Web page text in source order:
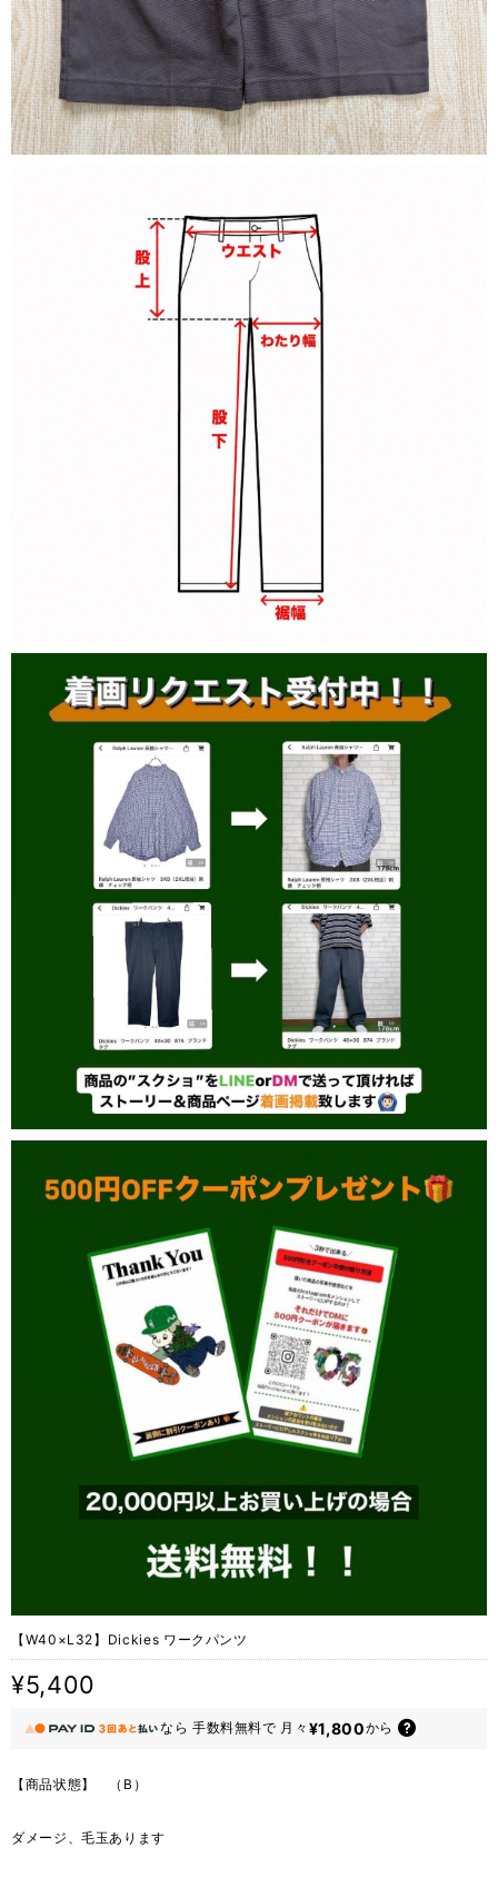
【W40×L32】Dickies ワークパンツ
¥5,400
なら 手数料無料で 月々 ¥1,800から
【商品状態】 （B）
ダメージ、毛玉あります